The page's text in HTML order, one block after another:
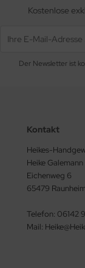
Kostenlose
Der Newsletter ist
Kontakt
Heikes-
Heike Galemann
Eichenweg 6
65479 Raunheim
Telefon: 06142
Mail: